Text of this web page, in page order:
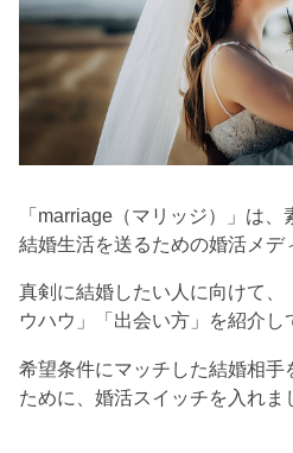
「marriage（マリッジ）」は
結婚生活を送るための婚活メデ
真剣に結婚したい人に向けて、
ウハウ」「出会い方」を紹介し
希望条件にマッチした結婚相手
ために、婚活スイッチを入れま